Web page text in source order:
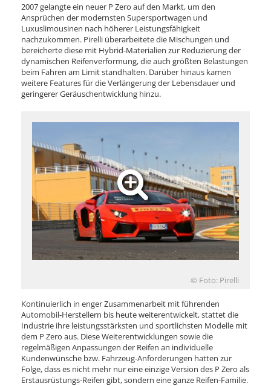
2007 gelangte ein neuer P Zero auf den Markt, um den
Ansprüchen der modernsten Supersportwagen und
Luxuslimousinen nach höherer Leistungsfähigkeit
nachzukommen. Pirelli überarbeitete die Mischungen und
bereicherte diese mit Hybrid-Materialien zur Reduzierung der
dynamischen Reifenverformung, die auch größten Belastungen
beim Fahren am Limit standhalten. Darüber hinaus kamen
weitere Features für die Verlängerung der Lebensdauer und
geringerer Geräuschentwicklung hinzu.
© Foto: Pirelli
Kontinuierlich in enger Zusammenarbeit mit führenden
Automobil-Herstellern bis heute weiterentwickelt, stattet die
Industrie ihre leistungsstärksten und sportlichsten Modelle mit
dem P Zero aus. Diese Weiterentwicklungen sowie die
regelmäßigen Anpassungen der Reifen an individuelle
Kundenwünsche bzw. Fahrzeug-Anforderungen hatten zur
Folge, dass es nicht mehr nur eine einzige Version des P Zero als
Erstausrüstungs-Reifen gibt, sondern eine ganze Reifen-Familie.